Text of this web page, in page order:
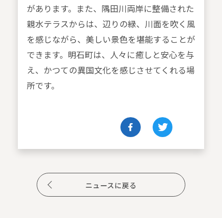
があります。また、隅田川両岸に整備された
親水テラスからは、辺りの緑、川面を吹く風
を感じながら、美しい景色を堪能することが
できます。明石町は、人々に癒しと安心を与
え、かつての異国文化を感じさせてくれる場
所です。
ニュースに戻る